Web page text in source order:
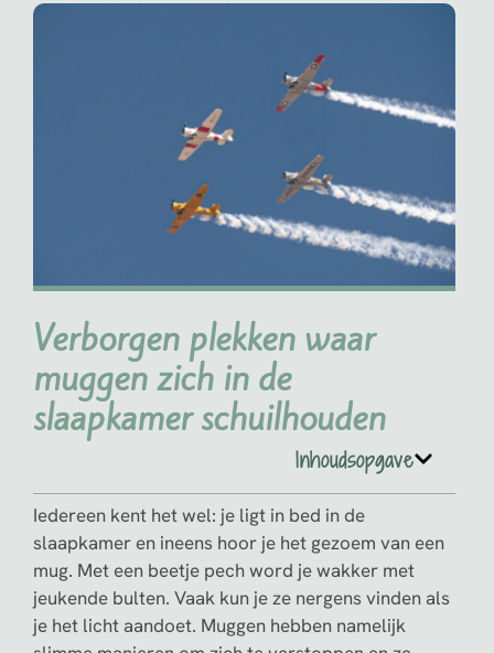
Verborgen plekken waar
muggen zich in de
slaapkamer schuilhouden
Inhoudsopgave
Iedereen kent het wel: je ligt in bed in de
slaapkamer en ineens hoor je het gezoem van een
mug. Met een beetje pech word je wakker met
jeukende bulten. Vaak kun je ze nergens vinden als
je het licht aandoet. Muggen hebben namelijk